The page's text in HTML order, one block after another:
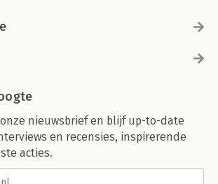
nieuwsbrief en blijf up-to-date
en recensies, inspirerende
acties.